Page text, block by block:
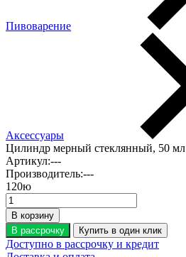
Пивоварение
Аксессуары
Цилиндр мерный стеклянный, 50 мл
Артикул:---
Производитель:---
120ю
В корзину
В рассрочку
Купить в один клик
Доступно в рассрочку и кредит